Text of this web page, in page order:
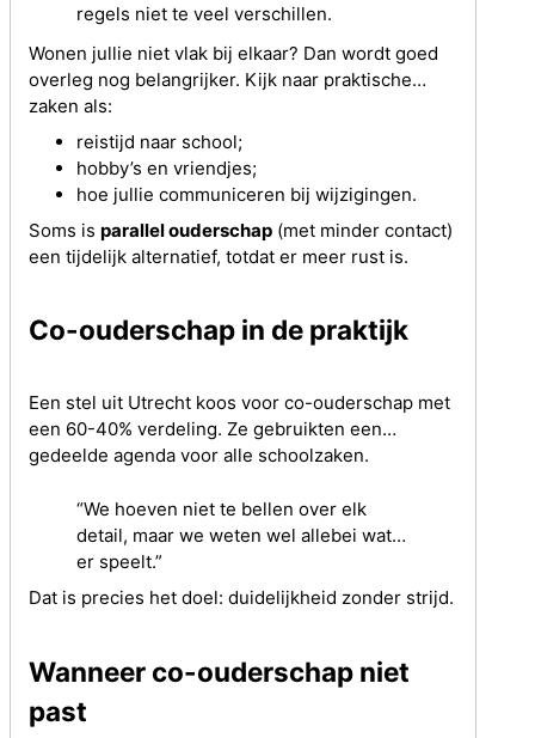
regels niet te veel verschillen.
Wonen jullie niet vlak bij elkaar? Dan wordt goed
overleg nog belangrijker. Kijk naar praktische
zaken als:
reistijd naar school;
hobby’s en vriendjes;
hoe jullie communiceren bij wijzigingen.
Soms is parallel ouderschap (met minder contact)
een tijdelijk alternatief, totdat er meer rust is.
Co-ouderschap in de praktijk
Een stel uit Utrecht koos voor co-ouderschap met
een 60-40% verdeling. Ze gebruikten een
gedeelde agenda voor alle schoolzaken.
“We hoeven niet te bellen over elk
detail, maar we weten wel allebei wat
er speelt.”
Dat is precies het doel: duidelijkheid zonder strijd.
Wanneer co-ouderschap niet
past